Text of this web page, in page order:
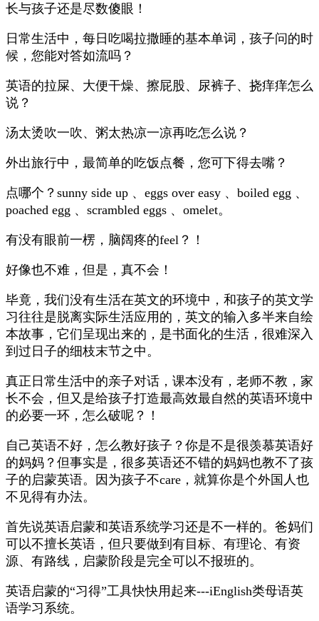
长与孩子还是尽数傻眼！
日常生活中，每日吃喝拉撒睡的基本单词，孩子问的时
候，您能对答如流吗？
英语的拉屎、大便干燥、擦屁股、尿裤子、挠痒痒怎么
说？
汤太烫吹一吹、粥太热凉一凉再吃怎么说？
外出旅行中，最简单的吃饭点餐，您可下得去嘴？
点哪个？sunny side up 、eggs over easy 、boiled egg 、
poached egg 、scrambled eggs 、omelet。
有没有眼前一楞，脑阔疼的feel？！
好像也不难，但是，真不会！
毕竟，我们没有生活在英文的环境中，和孩子的英文学
习往往是脱离实际生活应用的，英文的输入多半来自绘
本故事，它们呈现出来的，是书面化的生活，很难深入
到过日子的细枝末节之中。
真正日常生活中的亲子对话，课本没有，老师不教，家
长不会，但又是给孩子打造最高效最自然的英语环境中
的必要一环，怎么破呢？！
自己英语不好，怎么教好孩子？你是不是很羡慕英语好
的妈妈？但事实是，很多英语还不错的妈妈也教不了孩
子的启蒙英语。因为孩子不care，就算你是个外国人也
不见得有办法。
首先说英语启蒙和英语系统学习还是不一样的。爸妈们
可以不擅长英语，但只要做到有目标、有理论、有资
源、有路线，启蒙阶段是完全可以不报班的。
英语启蒙的“习得”工具快快用起来---iEnglish类母语英
语学习系统。